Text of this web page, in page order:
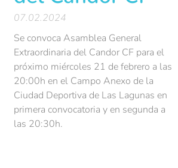
07.02.2024
Se convoca Asamblea General
Extraordinaria del Candor CF para el
próximo miércoles 21 de febrero a las
20:00h en el Campo Anexo de la
Ciudad Deportiva de Las Lagunas en
primera convocatoria y en segunda a
las 20:30h.